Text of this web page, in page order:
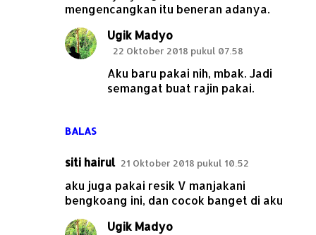
mengencangkan itu beneran adanya.
BALAS
Ugik Madyo
22 Oktober 2018 pukul 07.58
Aku baru pakai nih, mbak. Jadi
semangat buat rajin pakai.
siti hairul 21 Oktober 2018 pukul 10.52
aku juga pakai resik V manjakani
bengkoang ini, dan cocok banget di aku
Ugik Madyo